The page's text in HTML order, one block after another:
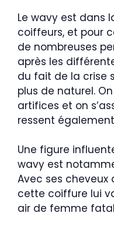
Le wavy est dans
coiffeurs, et pour
de nombreuses
après les
du fait de la crise
plus de naturel.
artifices et on
ressent
Une figure
wavy est
Avec ses cheveux
cette coiffure lui
air de femme